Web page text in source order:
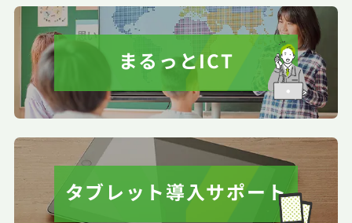
まるっとICT
タブレット導入サポート